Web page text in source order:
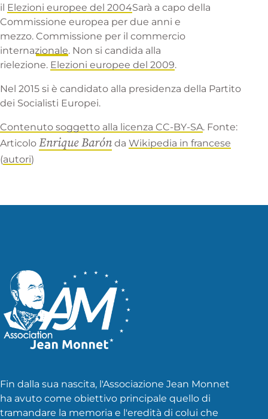
il Elezioni europee del 2004Sarà a capo della
Commissione europea per due anni e
mezzo. Commissione per il commercio
internazionale. Non si candida alla
rielezione. Elezioni europee del 2009.
Nel 2015 si è candidato alla presidenza della Partito
dei Socialisti Europei.
Contenuto soggetto alla licenza CC-BY-SA. Fonte:
Articolo Enrique Barón da Wikipedia in francese
(autori)
Fin dalla sua nascita, l'Associazione Jean Monnet
ha avuto come obiettivo principale quello di
tramandare la memoria e l'eredità di colui che